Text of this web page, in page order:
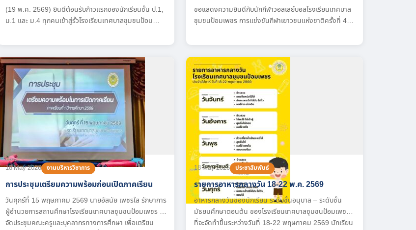
(19 พ.ค. 2569) ยินดีต้อนรับก้าวแรกของนักเรียนชั้น ป.1,
ม.1 และ ม.4 ทุกคนเข้าสู่รั้วโรงเรียนเทศบาลชุมชนป้อม
ใส รักษาราชการแทนผู้อำนวยการสถานศึกษา ได้ให้เกียรติ
เป็นประธานกล่าวต้อนรับและมอบโอวาทแนวคิดดีๆ ในการ
เรียนและการดำเนินชีวิตในโรงเรียน ให้กับนักเรียนที่เข้าร่วม
โครงการปฐมนิเทศประจำปีการศึกษา 2569 เพราะทุกการ
เริ่มต้นใหม่คือโอกาสในการเรียนรู้ ขอให้นักเรียนทุกคนตั้งใจ
และสนุกไปกับเพื่อนใหม่...
ขอแสดงความยินดีกับนักกีฬาวอลเลย์บอลโรงเรียนเทศบาล
ชุมชนป้อมเพชร การแข่งขันกีฬาเยาวชนแห่งชาติครั้งที่ 41
ทองแดง ระดับประเทศ ณ จังหวัดสุราษฎร์ธานี ระหว่างวันที่
5 – 18 พฤษภาคม 2569
18 May 2026 งานบริหารวิชาการ
การประชุมเตรียมความพร้อมก่อนเปิดภาคเรียน
วันศุกร์ที่ 15 พฤษภาคม 2569 นายอัสนัย เพชรใส รักษาการ
ผู้อำนวยการสถานศึกษาโรงเรียนเทศบาลชุมชนป้อมเพชร ได้
จัดประชุมคณะครูและบุคลากรทางการศึกษา เพื่อเตรียม
18 May 2026 ประชาสัมพันธ์
รายการอาหารกลางวัน 18-22 พ.ค. 2569
อาหารกลางวันของนักเรียน ระดับชั้นอนุบาล – ระดับชั้น
มัธยมศึกษาตอนต้น ของโรงเรียนเทศบาลชุมชนป้อมเพชร
ที่จะจัดทำขึ้นระหว่างวันที่ 18-22 พฤษภาคม 2569 นักเรียน